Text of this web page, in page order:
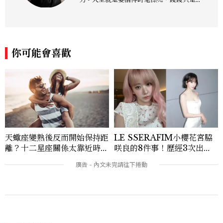
你可能會喜歡
天蠍座變熟後反而開始保持距
離？十二星座關係太靠近時最
LE SSERAFIM小櫻花宮脇
咲良的8件事！歷經3次出
王、靠「這招」養成17吋螞蟻